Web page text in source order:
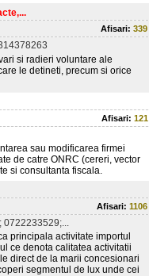
Afisari: 339
si radieri voluntare ale
le detineti, precum si orice
Afisari: 121
sau modificarea firmei
de catre ONRC (cereri, vector
si consultanta fiscala.
Afisari: 1106
0722233529;...
principala activitate importul
ce denota calitatea activitatii
direct de la marii concesionari
segmentul de lux unde cei